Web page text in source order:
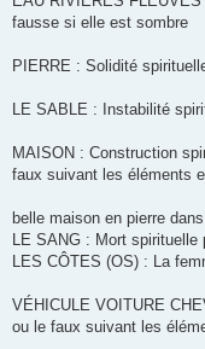
fausse si elle est sombre
PIERRE : Solidité
LE SABLE : Instabilité
MAISON : Construction
faux suivant les éléments
belle maison en pierre
LE SANG : Mort
LES CÔTES (OS) : La
VÉHICULE VOITURE
ou le faux suivant les